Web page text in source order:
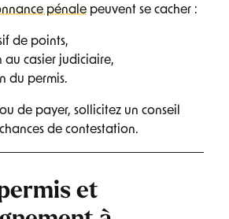
pénale peuvent se cacher :
de points,
au casier judiciaire,
du permis.
de payer, sollicitez un conseil
de contestation.
et